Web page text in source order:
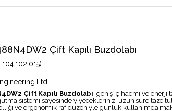
Çift Kapılı Buzdolabı
Ltd.
Çift Kapılı Buzdolabı, geniş iç hacmi ve
sistemi sayesinde yiyeceklerinizi uzun süre taze
ve ergonomik raf düzeniyle günlük kullanımda